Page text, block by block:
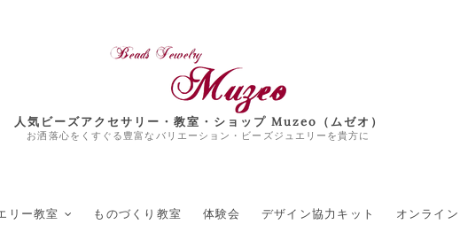
人気ビーズアクセサリー・教室・ショップ Muzeo（ムゼオ）
お洒落心をくすぐる豊富なバリエーション・ビーズジュエリーを貴方に
リー教室 ものづくり教室 体験会 デザイン協力キット オンライ